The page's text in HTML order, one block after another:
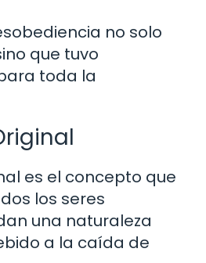
no solo
que tuvo
toda la
es el concepto que
los seres
una naturaleza
a la caída de